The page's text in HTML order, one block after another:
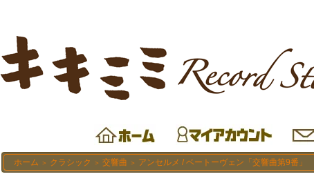
ホーム ＞ クラシック ＞ 交響曲 ＞ アンセルメ / ベートーヴェン「交響曲第9番」